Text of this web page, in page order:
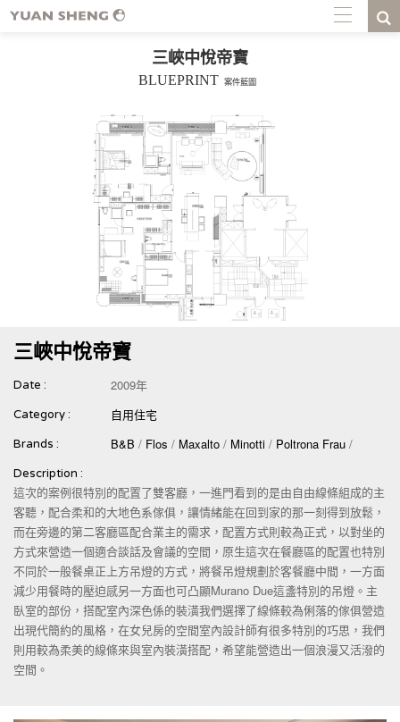
三峽中悅帝寶
BLUEPRINT 案件藍圖
三峽中悅帝寶
Date : 2009年
Category : 自用住宅
Brands : B&B / Flos / Maxalto/ Minotti/ Poltrona Frau/
Description :
這次的案例很特別的配置了雙客廳，一進門看到的是由自由線條組成的主
客聽，配合柔和的大地色系傢俱，讓情緒能在回到家的那一刻得到放鬆，
而在旁邊的第二客廳區配合業主的需求，配置方式則較為正式，以對坐的
方式來營造一個適合談話及會議的空間，原生這次在餐廳區的配置也特別
不同於一般餐桌正上方吊燈的方式，將餐吊燈規劃於客餐廳中間，一方面
減少用餐時的壓迫感另一方面也可凸顯Murano Due這盞特別的吊燈。主
臥室的部份，搭配室內深色係的裝潢我們選擇了線條較為俐落的傢俱營造
出現代簡約的風格，在女兒房的空間室內設計師有很多特別的巧思，我們
則用較為柔美的線條來與室內裝潢搭配，希望能營造出一個浪漫又活潑的
空間。